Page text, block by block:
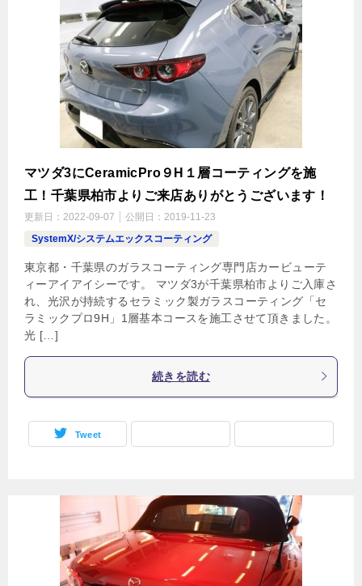
マツダ3にCeramicPro９H１層コーティングを施
工！千葉県柏市よりご来店ありがとうございます！
更新日： 2022-09-07 公開日： 2019-11-23
SystemX/システムエックスコーティング
東京都・千葉県のガラスコーティング専門店カービューテ
ィーアイアイシーです。 マツダ3が千葉県柏市よりご入庫さ
れ、光沢が持続するセラミック製ガラスコーティング「セ
ラミックプロ9H」1層基本コースを施工させて頂きました。
光 […]
続きを読む
Tweet